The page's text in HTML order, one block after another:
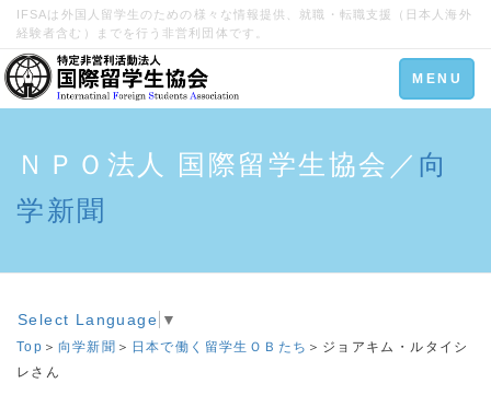
IFSAは外国人留学生のための様々な情報提供、就職・転職支援（日本人海外
経験者含む）までを行う非営利団体です。
Toggle
navigation
MENU
ＮＰＯ法人 国際留学生協会／ 向
学新聞
Select Language ▼
Top ＞ 向学新聞 ＞ 日本で働く留学生ＯＢたち ＞ジョアキム・ルタイシ
レさん